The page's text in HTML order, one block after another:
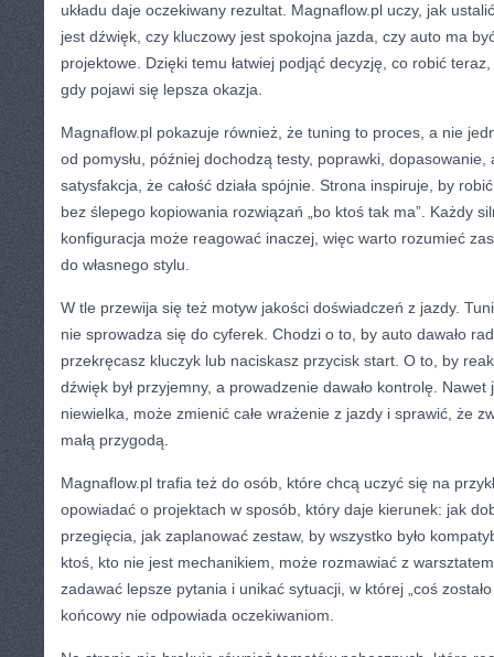
układu daje oczekiwany rezultat. Magnaflow.pl uczy, jak
jest dźwięk, czy kluczowy jest spokojna jazda, czy auto ma
projektowe. Dzięki temu łatwiej podjąć decyzję, co robić
gdy pojawi się lepsza okazja.
Magnaflow.pl pokazuje również, że tuning to proces, a nie
od pomysłu, później dochodzą testy, poprawki,
satysfakcja, że całość działa spójnie. Strona inspiruje, by
bez ślepego kopiowania rozwiązań „bo ktoś tak ma”. Każdy
konfiguracja może reagować inaczej, więc warto rozumieć
do własnego stylu.
W tle przewija się też motyw jakości doświadczeń z jazdy.
nie sprowadza się do cyferek. Chodzi o to, by auto dawało
przekręcasz kluczyk lub naciskasz przycisk start. O to, by
dźwięk był przyjemny, a prowadzenie dawało kontrolę.
niewielka, może zmienić całe wrażenie z jazdy i sprawić, że
małą przygodą.
Magnaflow.pl trafia też do osób, które chcą uczyć się na
opowiadać o projektach w sposób, który daje kierunek: jak
przegięcia, jak zaplanować zestaw, by wszystko było
ktoś, kto nie jest mechanikiem, może rozmawiać z
zadawać lepsze pytania i unikać sytuacji, w której „coś
końcowy nie odpowiada oczekiwaniom.